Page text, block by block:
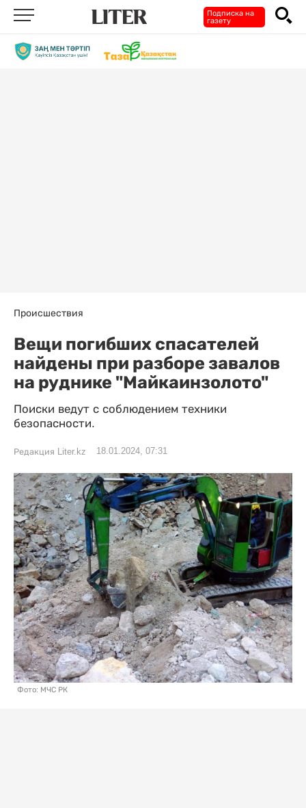
Подписка на
газету
Происшествия
Вещи погибших спасателей
найдены при разборе завалов
на руднике "Майкаинзолото"
Поиски ведут с соблюдением техники
безопасности.
Редакция Liter.kz 18.01.2024, 07:31
Фото: МЧС РК